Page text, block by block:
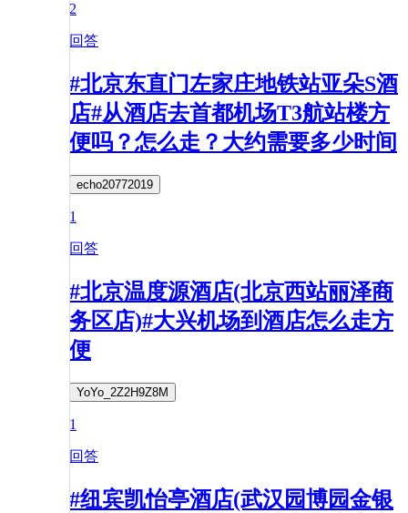
2
回答
#北京东直门左家庄地铁站亚朵S酒
店#从酒店去首都机场T3航站楼方
便吗？怎么走？大约需要多少时间
echo20772019
1
回答
#北京温度源酒店(北京西站丽泽商
务区店)#大兴机场到酒店怎么走方
便
YoYo_2Z2H9Z8M
1
回答
#纽宾凯怡亭酒店(武汉园博园金银